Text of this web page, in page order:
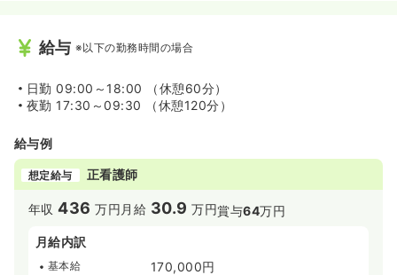
給与 ※以下の勤務時間の場合
日勤 09:00～18:00 （休憩60分）
夜勤 17:30～09:30 （休憩120分）
給与例
想定給与 正看護師
年収436 万円 月給 30.9 万円賞与64万円
月給内訳
基本給 170,000円